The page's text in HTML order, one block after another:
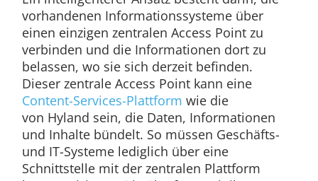
vorhandenen Informationssysteme über
einen einzigen zentralen Access Point zu
verbinden und die Informationen dort zu
belassen, wo sie sich derzeit befinden.
Dieser zentrale Access Point kann eine
Content-Services-Plattform wie die
von Hyland sein, die Daten, Informationen
und Inhalte bündelt. So müssen Geschäfts-
und IT-Systeme lediglich über eine
Schnittstelle mit der zentralen Plattform